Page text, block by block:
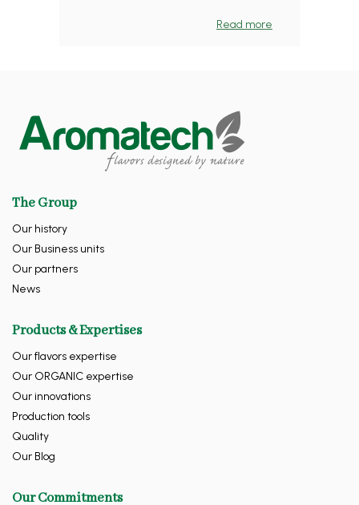
Read more
The Group
Our history
Our Business units
Our partners
News
Products & Expertises
Our flavors expertise
Our ORGANIC expertise
Our innovations
Production tools
Quality
Our Blog
Our Commitments